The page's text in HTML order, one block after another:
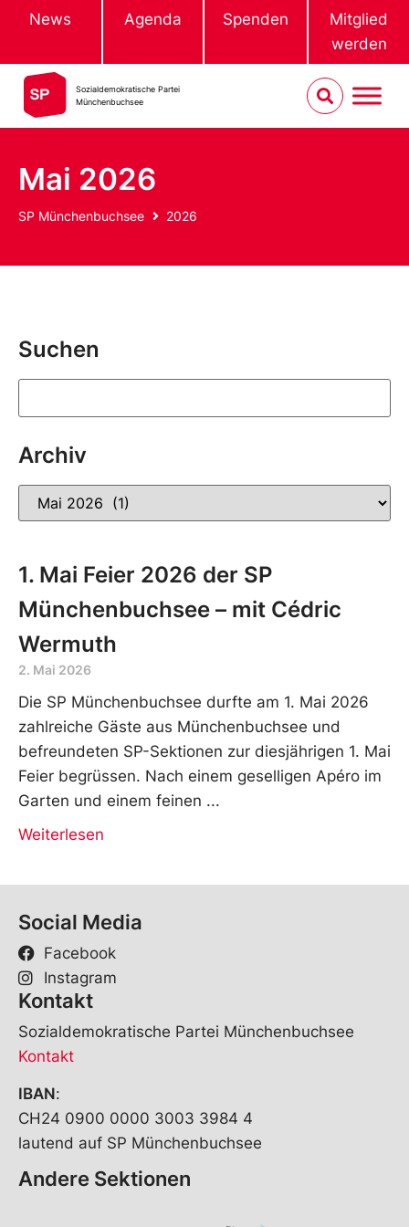
News Agenda Spenden
Mitglied
werden
Sozialdemokratische Partei
Münchenbuchsee
Mai 2026
SP Münchenbuchsee 2026
Suchen
Archiv
1. Mai Feier 2026 der SP
Münchenbuchsee – mit Cédric
Wermuth
2. Mai 2026
Die SP Münchenbuchsee durfte am 1. Mai 2026
zahlreiche Gäste aus Münchenbuchsee und
befreundeten SP-Sektionen zur diesjährigen 1. Mai
Feier begrüssen. Nach einem geselligen Apéro im
Garten und einem feinen
Weiterlesen
Social Media
Facebook
Instagram
Kontakt
Sozialdemokratische Partei Münchenbuchsee
Kontakt
IBAN:
CH24 0900 0000 3003 3984 4
lautend auf SP Münchenbuchsee
Andere Sektionen